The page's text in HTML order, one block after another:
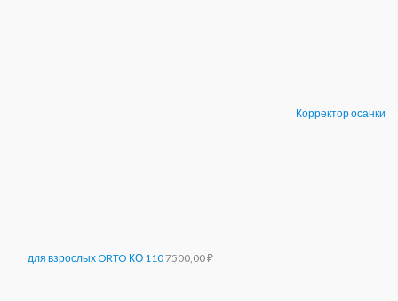
Корректор осанки
для взрослых ORTO КО 1107500,00₽